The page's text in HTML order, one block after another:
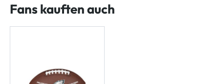
Fans kauften auch